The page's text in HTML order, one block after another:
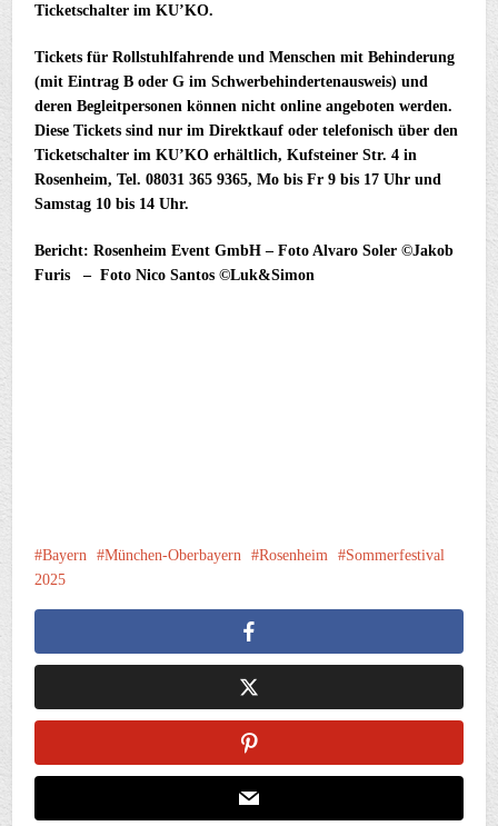
Ticketschalter im KU’KO.
Tickets für Rollstuhlfahrende und Menschen mit Behinderung
(mit Eintrag B oder G im Schwerbehindertenausweis) und
deren Begleitpersonen können nicht online angeboten werden.
Diese Tickets sind nur im Direktkauf oder telefonisch über den
Ticketschalter im KU’KO erhältlich, Kufsteiner Str. 4 in
Rosenheim, Tel. 08031 365 9365, Mo bis Fr 9 bis 17 Uhr und
Samstag 10 bis 14 Uhr.
Bericht: Rosenheim Event GmbH – Foto Alvaro Soler ©Jakob
Furis – Foto Nico Santos ©Luk&Simon
Bayern München-Oberbayern Rosenheim
Sommerfestival
2025